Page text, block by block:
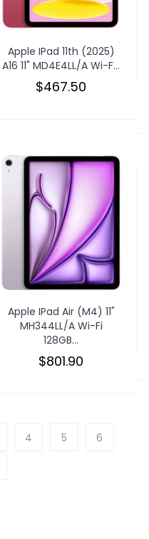
Apple IPad 11th (2025)
A16 11" MD4E4LL/A Wi-F...
$467.50
Apple IPad Air (M4) 11"
MH344LL/A Wi-Fi
128GB...
$801.90
4 5
6